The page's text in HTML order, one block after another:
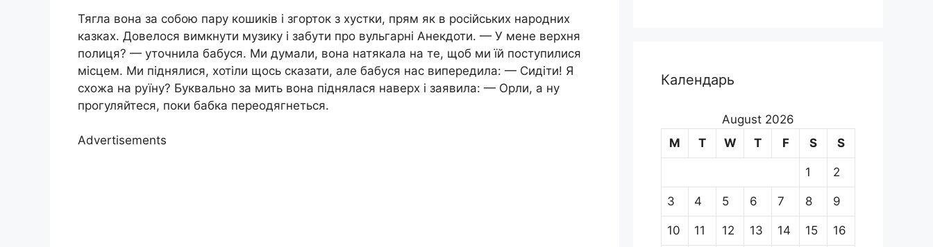
Тягла вона за собою пару кошиків і згорток з хустки, прям як в російських народних
казках. Довелося вимкнути музику і забути про вульгарні Анекдоти. — У мене верхня
полиця? — уточнила бабуся. Ми думали, вона натякала на те, щоб ми їй поступилися
місцем. Ми піднялися, хотіли щось сказати, але бабуся нас випередила: — Сидіти! Я
схожа на руїну? Буквально за мить вона піднялася наверх і заявила: — Орли, а ну
прогуляйтеся, поки бабка переодягнеться.
Advertisements
Календарь
August 2026
M
T W T F S S
1 2
3 4 5 6 7 8 9
10 11 12 13 14 15 16